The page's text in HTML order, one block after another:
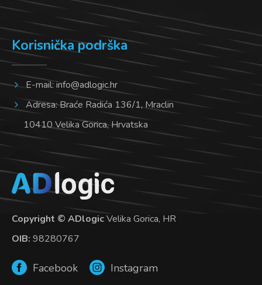
Korisnička podrška
E-mail:info@adlogic.hr
Adresa: Braće Radića 136/1, Mraclin
10410 Velika Gorica, Hrvatska
Copyright © ADlogicVelika Gorica, HR
OIB: 98280767
Facebook Instagram